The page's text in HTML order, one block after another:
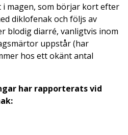
i magen, som börjar kort efter
diklofenak och följs av
blodig diarré, vanligtvis inom
uppstår (har
hos ett okänt antal
har rapporterats vid